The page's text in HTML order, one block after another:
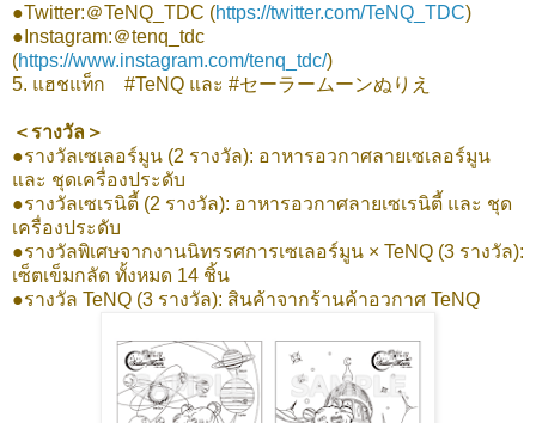
●Twitter:＠TeNQ_TDC (https://twitter.com/TeNQ_TDC)
●Instagram:＠tenq_tdc
(https://www.instagram.com/tenq_tdc/)
5. แฮชแท็ก #TeNQ และ #セーラームーンぬりえ
＜รางวัล＞
●รางวัลเซเลอร์มูน (2 รางวัล): อาหารอวกาศลายเซเลอร์มูน
และ ชุดเครื่องประดับ
●รางวัลเซเรนิตี้ (2 รางวัล): อาหารอวกาศลายเซเรนิตี้ และ ชุด
เครื่องประดับ
●รางวัลพิเศษจากงานนิทรรศการเซเลอร์มูน × TeNQ (3 รางวัล):
เซ็ตเข็มกลัด ทั้งหมด 14 ชิ้น
●รางวัล TeNQ (3 รางวัล): สินค้าจากร้านค้าอวกาศ TeNQ